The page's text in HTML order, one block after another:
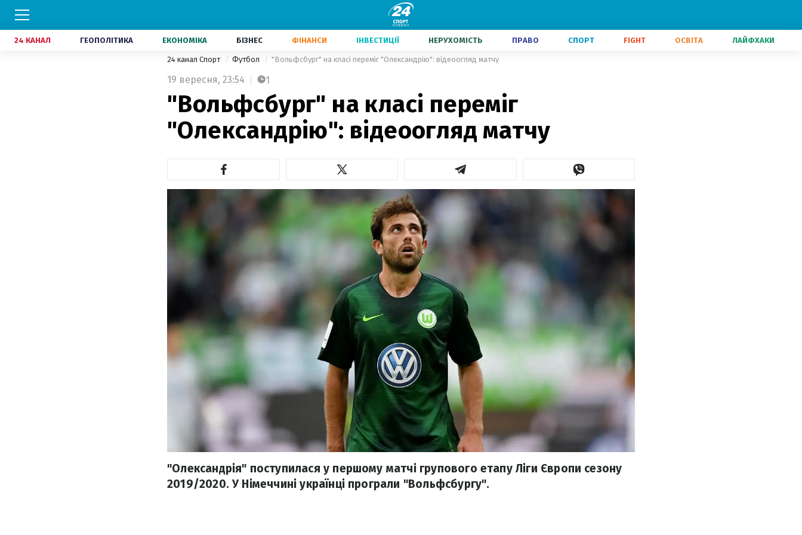
24 КАНАЛ ГЕОПОЛІТИКА ЕКОНОМІКА БІЗНЕС ФІНАНСИ ІНВЕСТИЦІЇ НЕРУХОМІСТЬ ПРАВО СПОРТ FIGHT ОСВІТА ЛАЙФХАКИ
24 канал Спорт Футбол "Вольфсбург" на класі переміг "Олександрію": відеоогляд матчу
19 вересня, 23:54 1
"Вольфсбург" на класі переміг
"Олександрію": відеоогляд матчу
"Олександрія" поступилася у першому матчі групового етапу Ліги Європи сезону
2019/2020. У Німеччині українці програли "Вольфсбургу".